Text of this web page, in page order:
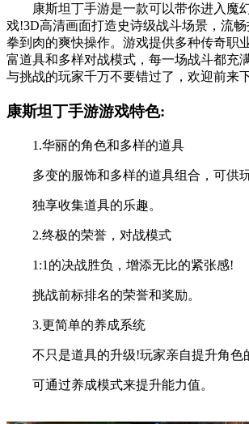
康斯坦丁手游是一款可以带你进入魔
戏!3D高清画面打造史诗级战斗场景，流
拳到肉的爽快操作。游戏提供多种传奇职
富道具和多样对战模式，每一场战斗都充
与挑战的玩家千万不要错过了，欢迎前来
康斯坦丁手游游戏特色:
1.华丽的角色和多样的道具
多变的服饰和多样的道具组合，可供
独享收集道具的乐趣。
2.终极的荣誉，对战模式
1:1的决战胜负，增添无比的紧张感!
挑战前标排名的荣誉和奖励。
3.更简单的养成系统
不只是道具的升级!玩家亲自提升角色
可通过养成模式来提升能力值。